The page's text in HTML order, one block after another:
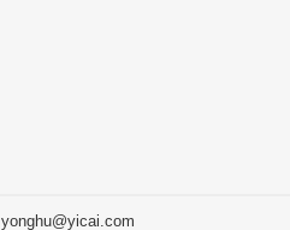
yonghu@yicai.com